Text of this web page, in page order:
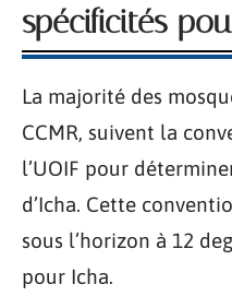
spécificités
La majorité des
CCMR, suivent la
l’UOIF pour
d’Icha. Cette
sous l’horizon à 12
pour Icha.